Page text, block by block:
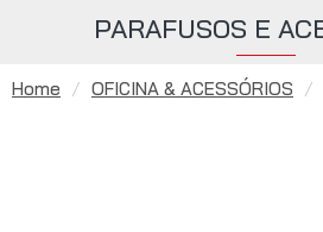
Home OFICINA & ACESSÓRIOS
PARAFUSOS E